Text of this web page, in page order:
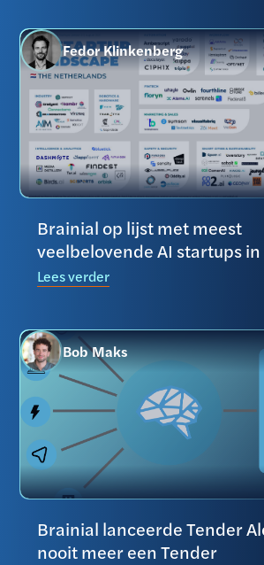
Fedor Klinkenberg
Brainial op lijst met meest
veelbelovende AI startups
Lees verder
Bob Maks
Brainial lanceerde Tender
nooit meer een Tender